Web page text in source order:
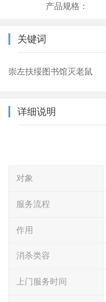
产品规格：
关键词
崇左扶绥图书馆灭老鼠
详细说明
对象
服务流程
作用
消杀类容
上门服务时间